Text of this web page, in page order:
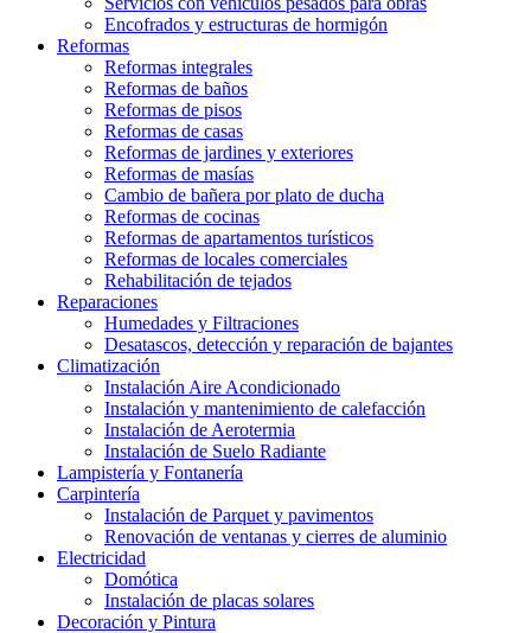
Encofrados y estructuras de hormigón
Reformas
Reformas integrales
Reformas de baños
Reformas de pisos
Reformas de casas
Reformas de jardines y exteriores
Reformas de masías
Cambio de bañera por plato de ducha
Reformas de cocinas
Reformas de apartamentos turísticos
Reformas de locales comerciales
Rehabilitación de tejados
Reparaciones
Humedades y Filtraciones
Desatascos, detección y reparación de bajantes
Climatización
Instalación Aire Acondicionado
Instalación y mantenimiento de calefacción
Instalación de Aerotermia
Instalación de Suelo Radiante
Lampistería y Fontanería
Carpintería
Instalación de Parquet y pavimentos
Renovación de ventanas y cierres de aluminio
Electricidad
Domótica
Instalación de placas solares
Decoración y Pintura